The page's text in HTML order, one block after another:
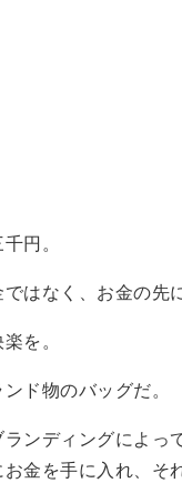
円。
はなく、お金の先
を。
ド物のバッグだ。
ンディングによっ
金を手に入れ、そ